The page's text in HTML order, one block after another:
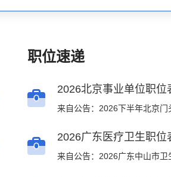
宁夏 安徽
吉林
职位速递